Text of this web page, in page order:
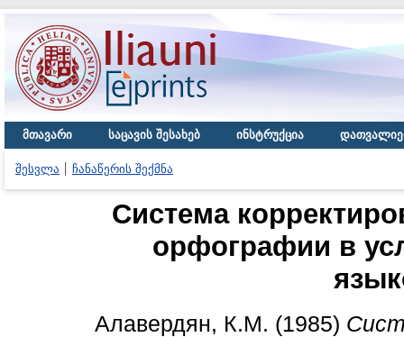
მთავარი საცავის შესახებ ინსტრუქცია
შესვლა ჩანაწერის შექმნა
Система
орфографии в
Алавердян, К.М. (1985)